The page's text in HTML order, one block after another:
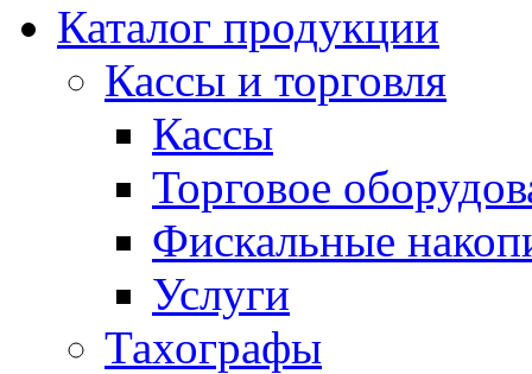
Каталог продукции
Кассы и торговля
Кассы
Торговое
Фискальные
Услуги
Тахографы